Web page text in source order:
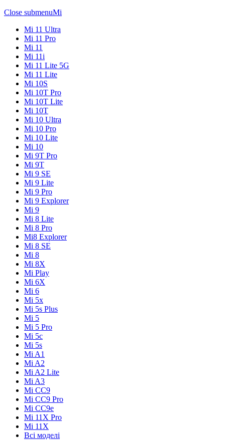
Close submenuMi
Mi 11 Ultra
Mi 11 Pro
Mi 11
Mi 11i
Mi 11 Lite 5G
Mi 11 Lite
Mi 10S
Mi 10T Pro
Mi 10T Lite
Mi 10T
Mi 10 Ultra
Mi 10 Pro
Mi 10 Lite
Mi 10
Mi 9T Pro
Mi 9T
Mi 9 SE
Mi 9 Lite
Mi 9 Pro
Mi 9 Explorer
Mi 9
Mi 8 Lite
Mi 8 Pro
Mi8 Explorer
Mi 8 SE
Mi 8
Mi 8X
Mi Play
Mi 6X
Mi 6
Mi 5x
Mi 5s Plus
Mi 5
Mi 5 Pro
Mi 5c
Mi 5s
Mi A1
Mi A2
Mi A2 Lite
Mi A3
Mi CC9
Mi CC9 Pro
Mi CC9e
Mi 11X Pro
Mi 11X
Всі моделі